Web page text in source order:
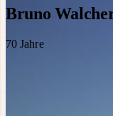
Bruno
70 Jahre